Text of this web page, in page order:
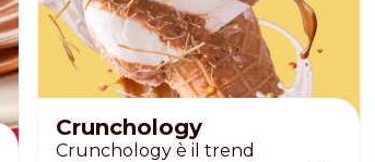
Web Order
Italian English
Crunchology
Crunchology è il trend